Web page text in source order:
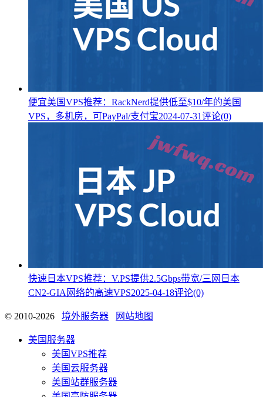
便宜美国VPS推荐：RackNerd提供低至$10/年的美国
VPS，多机房，可PayPal/支付宝2024-07-31评论(0)
快速日本VPS推荐：V.PS提供2.5Gbps带宽/三网日本
CN2-GIA网络的高速VPS2025-04-18评论(0)
© 2010-2026 境外服务器 网站地图
美国服务器
美国VPS推荐
美国云服务器
美国站群服务器